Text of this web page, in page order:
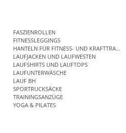
FASZIENROLLEN
FITNESSLEGGINGS
HANTELN FÜR FITNESS- UND
LAUFJACKEN UND LAUFWESTEN
LAUFSHIRTS UND LAUFTOPS
LAUFUNTERWÄSCHE
LAUF BH
SPORTRUCKSÄCKE
TRAININGSANZÜGE
YOGA & PILATES